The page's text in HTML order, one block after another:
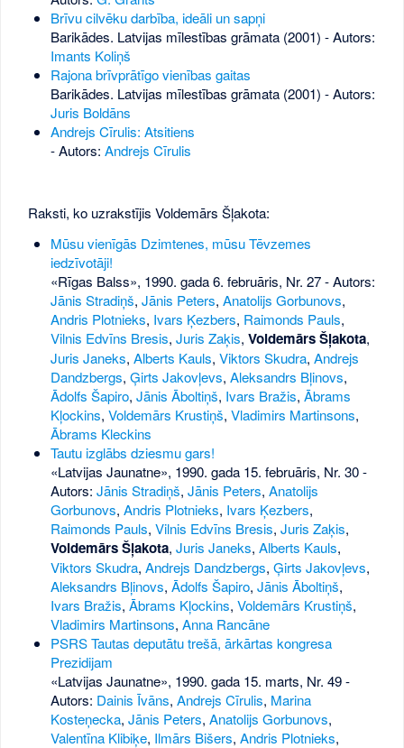
Brīvu cilvēku darbība, ideāli un sapņi
Barikādes. Latvijas mīlestības grāmata (2001) - Autors:
Imants Koliņš
Rajona brīvprātīgo vienības gaitas
Barikādes. Latvijas mīlestības grāmata (2001) - Autors:
Juris Boldāns
Andrejs Cīrulis: Atsitiens
- Autors: Andrejs Cīrulis
Raksti, ko uzrakstījis Voldemārs Šļakota:
Mūsu vienīgās Dzimtenes, mūsu Tēvzemes
iedzīvotāji!
«Rīgas Balss», 1990. gada 6. februāris, Nr. 27- Autors:
Jānis Stradiņš, Jānis Peters, Anatolijs Gorbunovs,
Andris Plotnieks, Ivars Ķezbers, Raimonds Pauls,
Vilnis Edvīns Bresis, Juris Zaķis, Voldemārs Šļakota,
Juris Janeks, Alberts Kauls, Viktors Skudra, Andrejs
Dandzbergs, Ģirts Jakovļevs, Aleksandrs Bļinovs,
Ādolfs Šapiro, Jānis Āboltiņš, Ivars Bražis, Ābrams
Kļockins, Voldemārs Krustiņš, Vladimirs Martinsons,
Ābrams Kleckins
Tautu izglābs dziesmu gars!
«Latvijas Jaunatne», 1990. gada 15. februāris, Nr. 30-
Autors: Jānis Stradiņš, Jānis Peters, Anatolijs
Gorbunovs, Andris Plotnieks, Ivars Ķezbers,
Raimonds Pauls, Vilnis Edvīns Bresis, Juris Zaķis,
Voldemārs Šļakota, Juris Janeks, Alberts Kauls,
Viktors Skudra, Andrejs Dandzbergs, Ģirts Jakovļevs,
Aleksandrs Bļinovs, Ādolfs Šapiro, Jānis Āboltiņš,
Ivars Bražis, Ābrams Kļockins, Voldemārs Krustiņš,
Vladimirs Martinsons, Anna Rancāne
PSRS Tautas deputātu trešā, ārkārtas kongresa
Prezidijam
«Latvijas Jaunatne», 1990. gada 15. marts, Nr. 49-
Autors: Dainis Īvāns, Andrejs Cīrulis, Marina
Kosteņecka, Jānis Peters, Anatolijs Gorbunovs,
Valentīna Klibiķe, Ilmārs Bišers, Andris Plotnieks,